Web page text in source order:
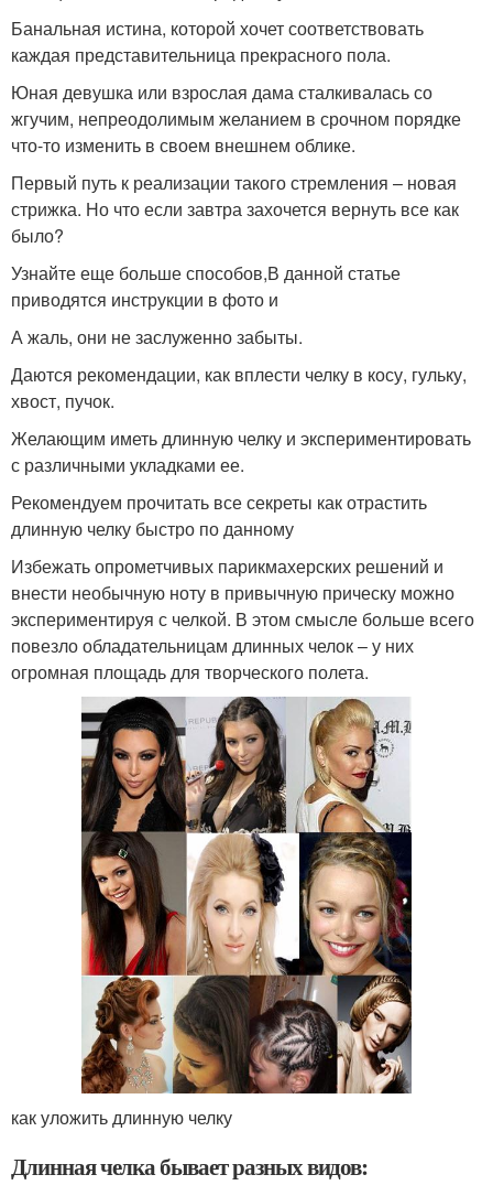
Банальная истина, которой хочет соответствовать
каждая представительница прекрасного пола.
Юная девушка или взрослая дама сталкивалась со
жгучим, непреодолимым желанием в срочном порядке
что-то изменить в своем внешнем облике.
Первый путь к реализации такого стремления – новая
стрижка. Но что если завтра захочется вернуть все как
было?
Узнайте еще больше способов,В данной статье
приводятся инструкции в фото и
А жаль, они не заслуженно забыты.
Даются рекомендации, как вплести челку в косу, гульку,
хвост, пучок.
Желающим иметь длинную челку и экспериментировать
с различными укладками ее.
Рекомендуем прочитать все секреты как отрастить
длинную челку быстро по данному
Избежать опрометчивых парикмахерских решений и
внести необычную ноту в привычную прическу можно
экспериментируя с челкой. В этом смысле больше всего
повезло обладательницам длинных челок – у них
огромная площадь для творческого полета.
как уложить длинную челку
Длинная челка бывает разных видов: